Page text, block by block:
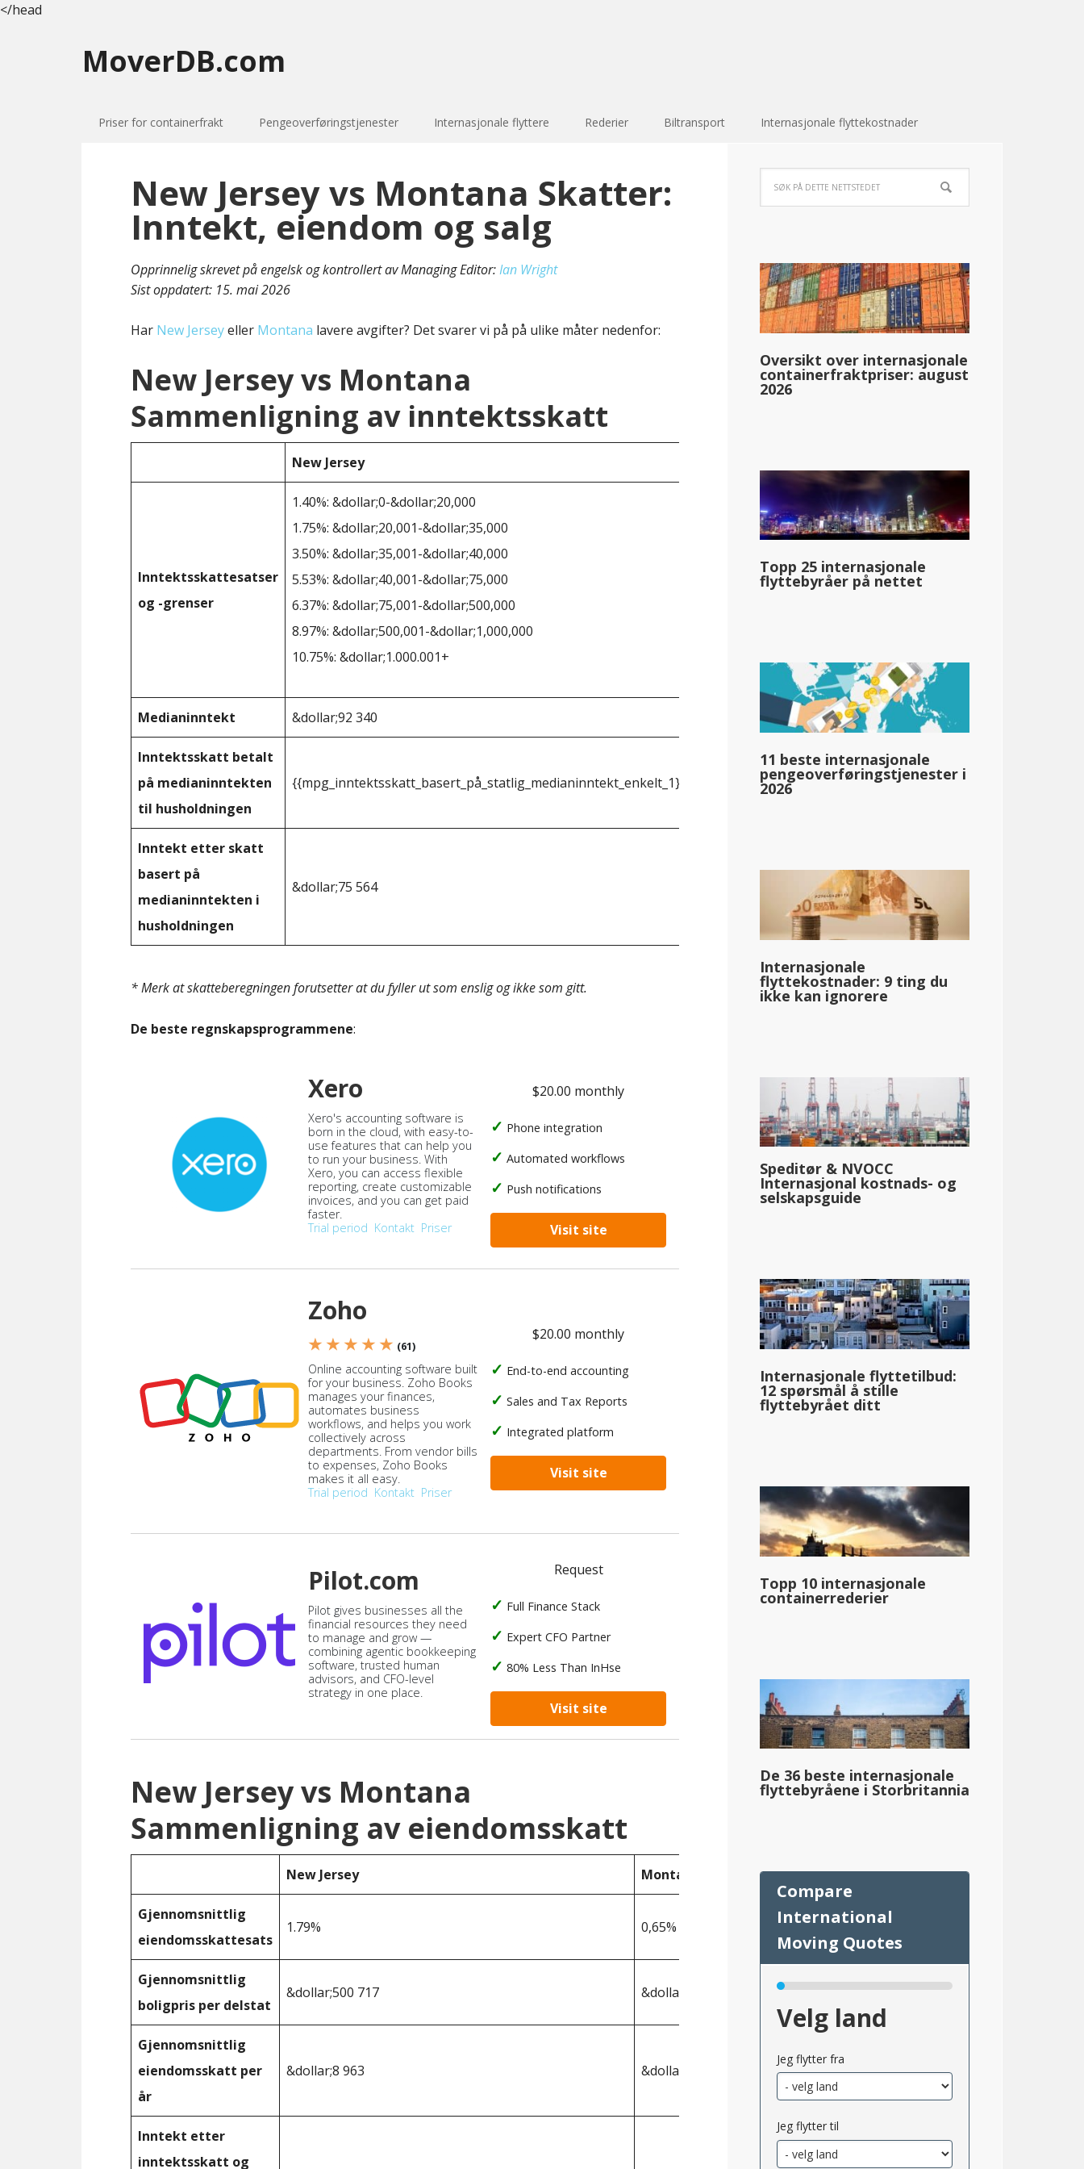
</head
MoverDB.com
Priser for containerfrakt Pengeoverføringstjenester Internasjonale flyttere Rederier Biltransport Internasjonale flyttekostnader
New Jersey vs Montana Skatter:
Inntekt, eiendom og salg
Opprinnelig skrevet på engelsk og kontrollert av Managing Editor:Ian Wright
Sist oppdatert: 15. mai 2026
Har New Jerseyeller Montana lavere avgifter? Det svarer vi på på ulike måter nedenfor:
New Jersey vs Montana
Sammenligning av inntektsskatt
New Jersey
Inntektsskattesatser
og -grenser
1.40%: &dollar;0-&dollar;20,000
1.75%: &dollar;20,001-&dollar;35,000
3.50%: &dollar;35,001-&dollar;40,000
5.53%: &dollar;40,001-&dollar;75,000
6.37%: &dollar;75,001-&dollar;500,000
8.97%: &dollar;500,001-&dollar;1,000,000
10.75%: &dollar;1.000.001+
1.00%: &dollar;0-&dollar;3,300
2.00%: &dollar;3,301-&dollar;5,800
4.00%: &dollar;8,901-&dollar;12,000
Medianinntekt &dollar;92 340 &dollar;72 980
Inntektsskatt betalt
på medianinntekten
til husholdningen
{{mpg_inntektsskatt_basert_på_statlig_medianinntekt_enkelt_1}}
Inntekt etter skatt
basert på
medianinntekten i
husholdningen
&dollar;75 564
* Merk at skatteberegningen forutsetter at du fyller ut som enslig og ikke som gitt.
De beste regnskapsprogrammene:
Xero
Xero's accounting software is
born in the cloud, with easy-to-
use features that can help you
to run your business. With
Xero, you can access flexible
reporting, create customizable
invoices, and you can get paid
faster.
Trial period Kontakt Priser
$20.00 monthly
Phone integration
Automated workflows
Push notifications
Visit site
Zoho
★ ★ ★ ★ ★ (61)
Online accounting software built
for your business. Zoho Books
manages your finances,
automates business
workflows, and helps you work
collectively across
departments. From vendor bills
to expenses, Zoho Books
makes it all easy.
Trial period Kontakt Priser
$20.00 monthly
End-to-end accounting
Sales and Tax Reports
Integrated platform
Visit site
Pilot.com
Pilot gives businesses all the
financial resources they need
to manage and grow —
combining agentic bookkeeping
software, trusted human
advisors, and CFO-level
strategy in one place.
Request
Full Finance Stack
Expert CFO Partner
80% Less Than InHse
Visit site
New Jersey vs Montana
Sammenligning av eiendomsskatt
New Jersey Montana
Gjennomsnittlig
eiendomsskattesats
1.79% 0,65%
Gjennomsnittlig
boligpris per delstat
&dollar;500 717 &dollar;447 845
Gjennomsnittlig
eiendomsskatt per
år
&dollar;8 963 &dollar;2 911
Inntekt etter
inntektsskatt og
Oversikt over internasjonale
containerfraktpriser: august
2026
Topp 25 internasjonale
flyttebyråer på nettet
11 beste internasjonale
pengeoverføringstjenester i
2026
Internasjonale
flyttekostnader: 9 ting du
ikke kan ignorere
Speditør & NVOCC
Internasjonal kostnads- og
selskapsguide
Internasjonale flyttetilbud:
12 spørsmål å stille
flyttebyrået ditt
Topp 10 internasjonale
containerrederier
De 36 beste internasjonale
flyttebyråene i Storbritannia
Velg land
Jeg flytter fra
Jeg flytter til